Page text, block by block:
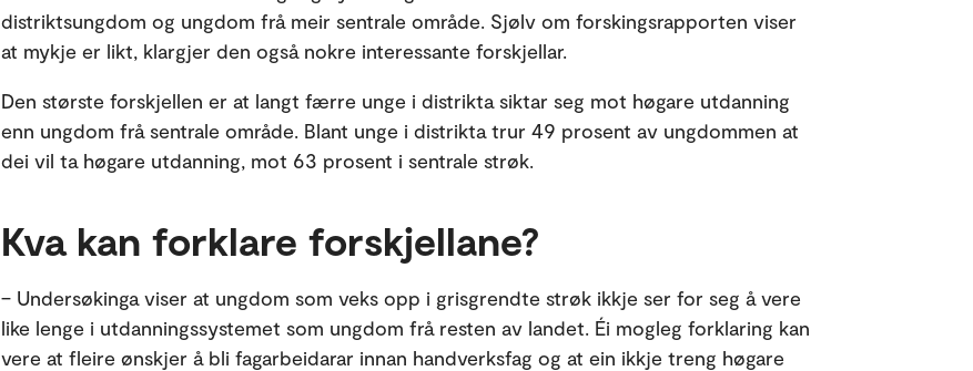
distriktsungdom og ungdom frå meir sentrale område. Sjølv om forskingsrapporten viser
at mykje er likt, klargjer den også nokre interessante forskjellar.
Den største forskjellen er at langt færre unge i distrikta siktar seg mot høgare utdanning
enn ungdom frå sentrale område. Blant unge i distrikta trur 49 prosent av ungdommen at
dei vil ta høgare utdanning, mot 63 prosent i sentrale strøk.
Kva kan forklare forskjellane?
– Undersøkinga viser at ungdom som veks opp i grisgrendte strøk ikkje ser for seg å vere
like lenge i utdanningssystemet som ungdom frå resten av landet. Éi mogleg forklaring kan
vere at fleire ønskjer å bli fagarbeidarar innan handverksfag og at ein ikkje treng høgare